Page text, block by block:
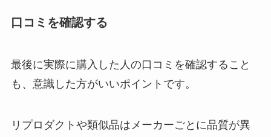
口コミを確認する
最後に実際に購入した人の口コミを確認すること
も、意識した方がいいポイントです。
リプロダクトや類似品はメーカーごとに品質が異